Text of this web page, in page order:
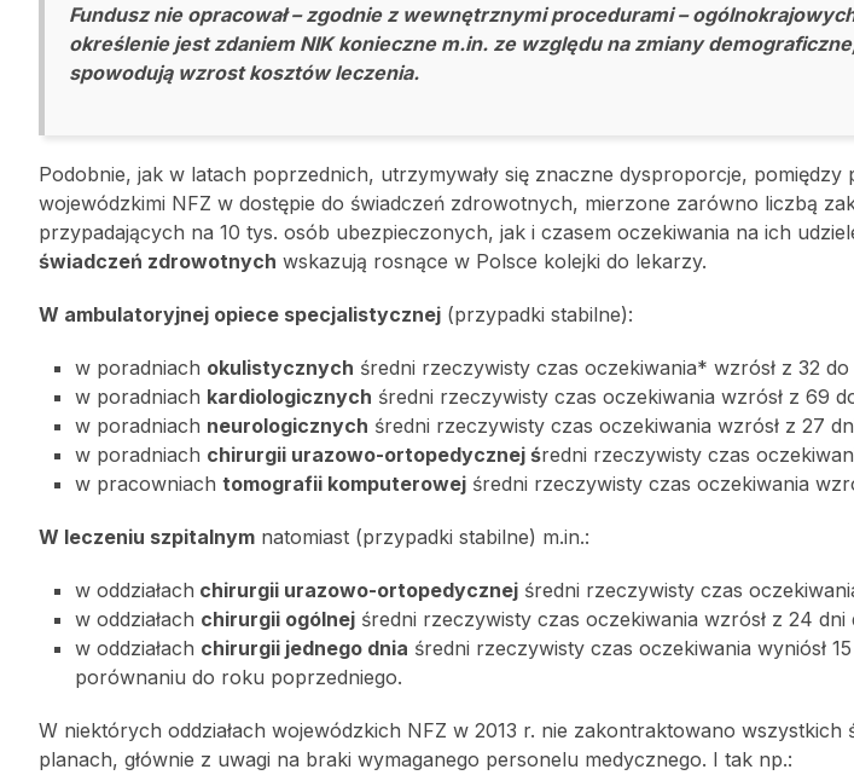
Fundusz nie opracował – zgodnie z wewnętrznymi procedurami –
określenie jest zdaniem NIK konieczne m.in. ze względu na zmiany
spowodują wzrost kosztów leczenia.
Podobnie, jak w latach poprzednich, utrzymywały się znaczne dysproporcje, pomiędzy
wojewódzkimi NFZ w dostępie do świadczeń zdrowotnych, mierzone zarówno liczbą
przypadających na 10 tys. osób ubezpieczonych, jak i czasem oczekiwania na ich
świadczeń zdrowotnych wskazują rosnące w Polsce kolejki do lekarzy.
W ambulatoryjnej opiece specjalistycznej (przypadki stabilne):
w poradniach okulistycznych średni rzeczywisty czas oczekiwania* wzrósł z 32
w poradniach kardiologicznych średni rzeczywisty czas oczekiwania wzrósł z 69
w poradniach neurologicznych średni rzeczywisty czas oczekiwania wzrósł z 27
w poradniach chirurgii urazowo-ortopedycznej średni rzeczywisty czas
w pracowniach tomografii komputerowej średni rzeczywisty czas oczekiwania
W leczeniu szpitalnym natomiast (przypadki stabilne) m.in.:
w oddziałach chirurgii urazowo-ortopedycznej średni rzeczywisty czas
w oddziałach chirurgii ogólnej średni rzeczywisty czas oczekiwania wzrósł z 24
w oddziałach chirurgii jednego dnia średni rzeczywisty czas oczekiwania wyniósł
porównaniu do roku poprzedniego.
W niektórych oddziałach wojewódzkich NFZ w 2013 r. nie zakontraktowano wszystkich
planach, głównie z uwagi na braki wymaganego personelu medycznego. I tak np.: